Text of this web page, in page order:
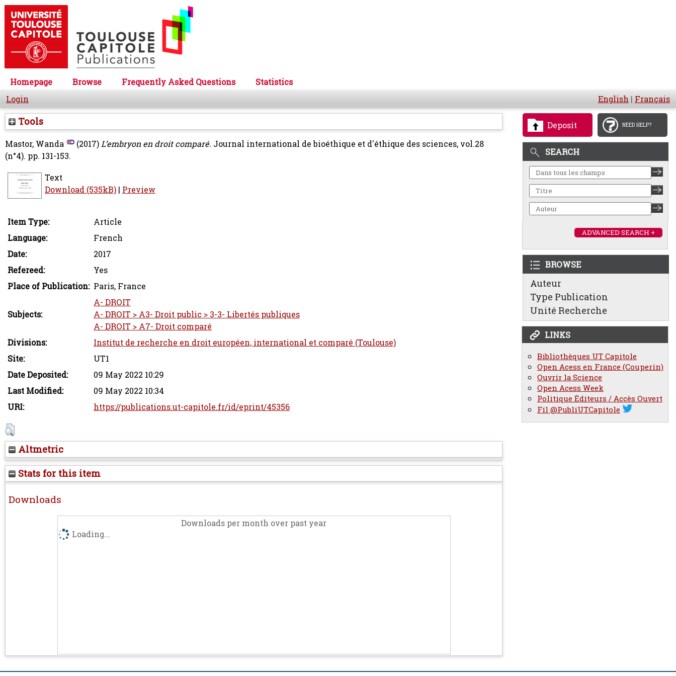
Homepage Browse Frequently Asked Questions
Statistics
Login
English | Français
Deposit NEED HELP?
SEARCH
ADVANCED SEARCH +
BROWSE
Auteur
Type Publication
Unité Recherche
LINKS
Bibliothèques UT Capitole
Open Acess en France (Couperin)
Ouvrir la Science
Open Acess Week
Politique Éditeurs / Accès Ouvert
Fil @PubliUTCapitole
Tools
Mastor, Wanda (2017)L’embryon en droit comparé. Journal international de bioéthique et d'éthique des sciences, vol.28
(n°4). pp. 131-153.
Text
Download (535kB) | Preview
Item Type:
Article
Language:
French
Date:
2017
Refereed:
Yes
Place of Publication: Paris, France
Subjects:
A- DROIT
A- DROIT > A3- Droit public > 3-3- Libertés publiques
A- DROIT > A7- Droit comparé
Divisions:
Institut de recherche en droit européen, international et comparé (Toulouse)
Site:
UT1
Date Deposited:
09 May 2022 10:29
Last Modified:
09 May 2022 10:34
URI:
https://publications.ut-capitole.fr/id/eprint/45356
Altmetric
Stats for this item
Downloads
Downloads per month over past year
Loading...